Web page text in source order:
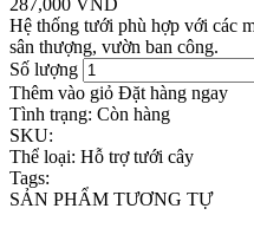
Hệ thống tưới phù hợp với các
sân thượng, vườn ban công.
Số lượng
Thêm vào giỏ Đặt hàng ngay
Tình trạng: Còn hàng
SKU:
Thể loại: Hỗ trợ tưới cây
Tags:
SẢN PHẨM TƯƠNG TỰ